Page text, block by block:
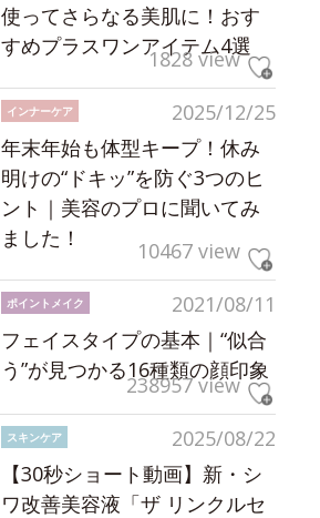
使ってさらなる美肌に！おす
すめプラスワンアイテム4選
1828 view
2025/12/25
インナーケア
年末年始も体型キープ！休み
明けの“ドキッ”を防ぐ3つのヒ
ント｜美容のプロに聞いてみ
ました！
10467 view
2021/08/11
ポイントメイク
フェイスタイプの基本｜“似合
う”が見つかる16種類の顔印象
238957 view
2025/08/22
スキンケア
【30秒ショート動画】新・シ
ワ改善美容液「ザ リンクルセ